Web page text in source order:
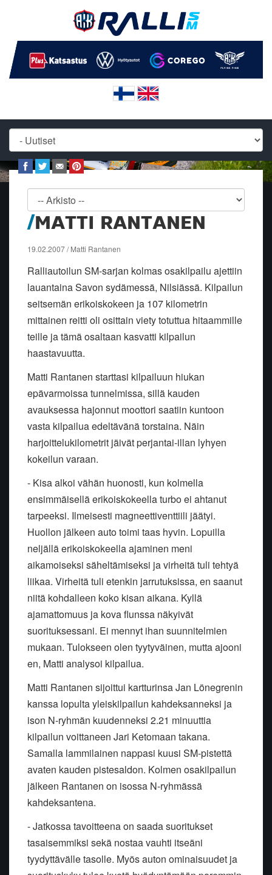
MATTI RANTANEN
19.02.2007 / Matti Rantanen
Ralliautoilun SM-sarjan kolmas osakilpailu ajettiin
lauantaina Savon sydämessä, Nilsiässä. Kilpailun
seitsemän erikoiskokeen ja 107 kilometrin
mittainen reitti oli osittain viety totuttua hitaammille
teille ja tämä osaltaan kasvatti kilpailun
haastavuutta.
Matti Rantanen starttasi kilpailuun hiukan
epävarmoissa tunnelmissa, sillä kauden
avauksessa hajonnut moottori saatiin kuntoon
vasta kilpailua edeltävänä torstaina. Näin
harjoittelukilometrit jäivät perjantai-illan lyhyen
kokeilun varaan.
- Kisa alkoi vähän huonosti, kun kolmella
ensimmäisellä erikoiskokeella turbo ei ahtanut
tarpeeksi. Ilmeisesti magneettiventtiili jäätyi.
Huollon jälkeen auto toimi taas hyvin. Lopuilla
neljällä erikoiskokeella ajaminen meni
aikamoiseksi säheltämiseksi ja virheitä tuli tehtyä
liikaa. Virheitä tuli etenkin jarrutuksissa, en saanut
niitä kohdalleen koko kisan aikana. Kyllä
ajamattomuus ja kova flunssa näkyivät
suorituksessani. Ei mennyt ihan suunnitelmien
mukaan. Tulokseen olen tyytyväinen, mutta ajooni
en, Matti analysoi kilpailua.
Matti Rantanen sijoittui kartturinsa Jan Lönegrenin
kanssa lopulta yleiskilpailun kahdeksanneksi ja
ison N-ryhmän kuudenneksi 2.21 minuuttia
kilpailun voittaneen Jari Ketomaan takana.
Samalla lammilainen nappasi kuusi SM-pistettä
avaten kauden pistesaldon. Kolmen osakilpailun
jälkeen Rantanen on isossa N-ryhmässä
kahdeksantena.
- Jatkossa tavoitteena on saada suoritukset
tasaisemmiksi sekä nostaa vauhti itseäni
tyydyttävälle tasolle. Myös auton ominaisuudet ja